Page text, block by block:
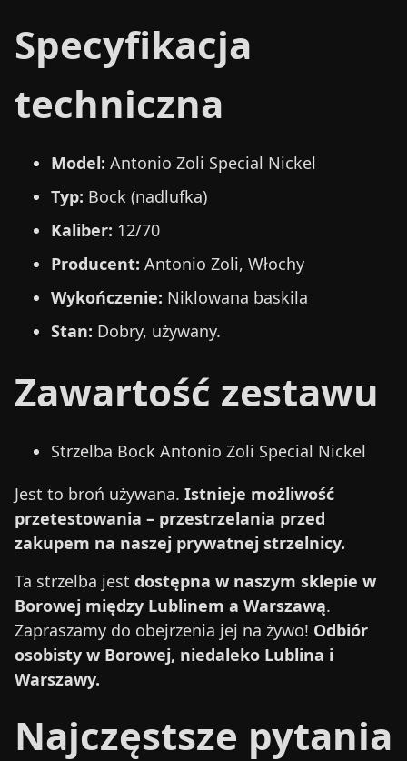
Specyfikacja
techniczna
Model: Antonio Zoli Special Nickel
Typ: Bock (nadlufka)
Kaliber: 12/70
Producent: Antonio Zoli, Włochy
Wykończenie: Niklowana baskila
Stan: Dobry, używany.
Zawartość zestawu
Strzelba Bock Antonio Zoli Special Nickel
Jest to broń używana. Istnieje możliwość
przetestowania – przestrzelania przed
zakupem na naszej prywatnej strzelnicy.
Ta strzelba jest dostępna w naszym sklepie w
Borowej między Lublinem a Warszawą.
Zapraszamy do obejrzenia jej na żywo! Odbiór
osobisty w Borowej, niedaleko Lublina i
Warszawy.
Najczęstsze pytania